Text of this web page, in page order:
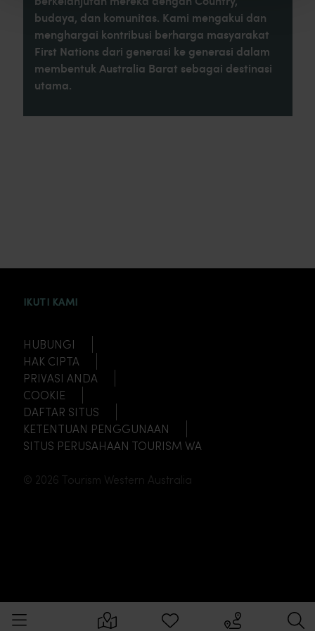
budaya, dan komunitas. Kami mengakui dan
menghargai kontribusi berharga masyarakat
First Nations dari generasi ke generasi dalam
membentuk Australia Barat sebagai destinasi
utama.
IKUTI KAMI
HUBUNGI
HAK CIPTA
PRIVASI ANDA
COOKIE
DAFTAR SITUS
KETENTUAN PENGGUNAAN
SITUS PERUSAHAAN TOURISM WA
© 2026 Tourism Western Australia